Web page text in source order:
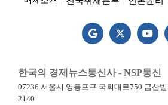
한국의 경제뉴스통신사 - NSP통신
07236 서울시 영등포구 국회대로750 금산
2140